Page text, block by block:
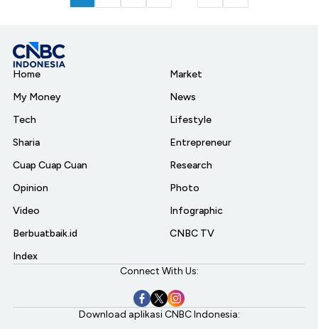
Home
My Money
Tech
Sharia
Cuap Cuap Cuan
Opinion
Video
Berbuatbaik.id
Index
Market
News
Lifestyle
Entrepreneur
Research
Photo
Infographic
CNBC TV
Connect With Us:
Download aplikasi CNBC Indonesia: